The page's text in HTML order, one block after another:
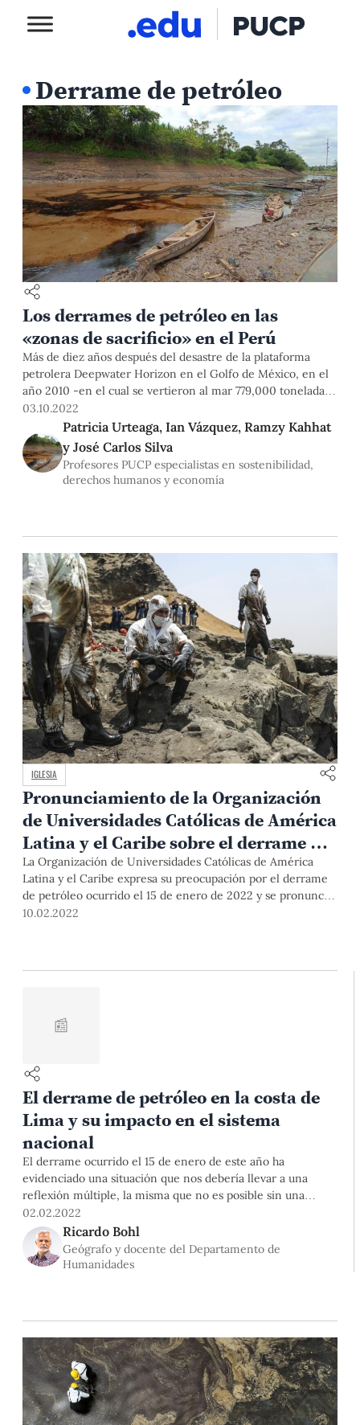
Derrame de petróleo
Los derrames de petróleo en las
«zonas de sacrificio» en el Perú
Más de diez años después del desastre de la plataforma
petrolera Deepwater Horizon en el Golfo de México, en el
año 2010 -en el cual se vertieron al mar 779,000 toneladas
de petróleo crudo-, es posible encontrar rastros de
contaminación por petróleo en el océano. Un estudio
realizado por Overton, Adhikari, Radović y Passow (2022)1
03.10.2022
Patricia Urteaga, Ian Vázquez, Ramzy Kahhat
y José Carlos Silva
Profesores PUCP especialistas en sostenibilidad,
derechos humanos y economía
IGLESIA
Pronunciamiento de la Organización
de Universidades Católicas de América
Latina y el Caribe sobre el derrame de
petróleo
La Organización de Universidades Católicas de América
Latina y el Caribe expresa su preocupación por el derrame
de petróleo ocurrido el 15 de enero de 2022 y se pronuncia
en los siguientes términos a la luz de la Carta Encíclica
10.02.2022
📰
El derrame de petróleo en la costa de
Lima y su impacto en el sistema
nacional
El derrame ocurrido el 15 de enero de este año ha
evidenciado una situación que nos debería llevar a una
reflexión múltiple, la misma que no es posible sin una
mirada sistémica. Aplicando al territorio la Teoría general
de sistemas (TGS), propuesta en los años 50 por Ludwig von
Bertalanffy, se compone de otros subsistemas,
02.02.2022
Ricardo Bohl
Geógrafo y docente del Departamento de
Humanidades